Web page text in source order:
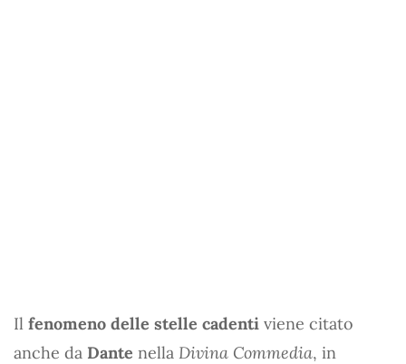
Il fenomeno delle stelle cadenti viene citato
anche da Dante nella Divina Commedia, in